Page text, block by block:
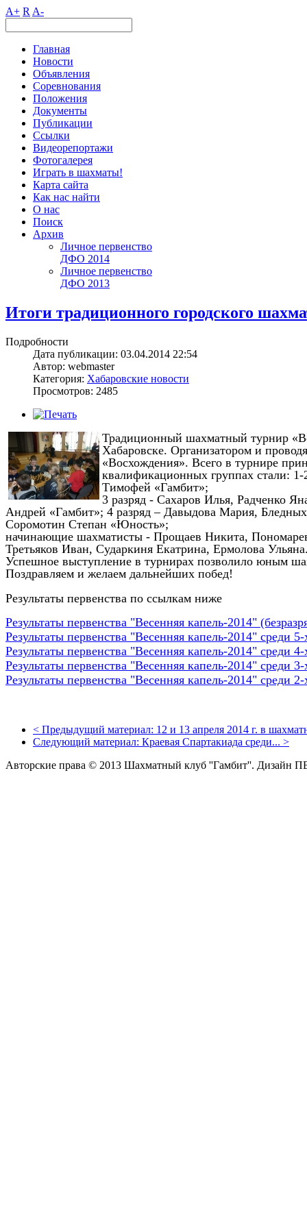
A+ R A-
Главная
Новости
Объявления
Соревнования
Положения
Документы
Публикации
Ссылки
Видеорепортажи
Фотогалерея
Играть в шахматы!
Карта сайта
Как нас найти
О нас
Поиск
Архив
Личное первенство
ДФО 2014
Личное первенство
ДФО 2013
Итоги традиционного городского
Подробности
Дата публикации: 03.04.2014 22:54
Автор: webmaster
Категория: Хабаровские новости
Просмотров: 2485
Традиционный шахматный турнир
Хабаровске. Организатором и
«Восхождения». Всего в турнире
квалификационных группах стали:
Тимофей «Гамбит»;
3 разряд - Сахаров Илья, Радченко
Андрей «Гамбит»; 4 разряд – Давыдова Мария,
Соромотин Степан «Юность»;
начинающие шахматисты - Прощаев Никита,
Третьяков Иван, Сударкиня Екатрина, Ермолова
Успешное выступление в турнирах позволило юным
Поздравляем и желаем дальнейших побед!
Результаты первенства по ссылкам ниже
Результаты первенства "Весенняя капель-2014"
Результаты первенства "Весенняя капель-2014" среди 5-
Результаты первенства "Весенняя капель-2014" среди 4-
Результаты первенства "Весенняя капель-2014" среди 3-
Результаты первенства "Весенняя капель-2014" среди
< Предыдущий материал: 12 и 13 апреля 2014 г. в
Следующий материал: Краевая Спартакиада среди... >
Авторские права © 2013 Шахматный клуб ''Гамбит''. Дизайн